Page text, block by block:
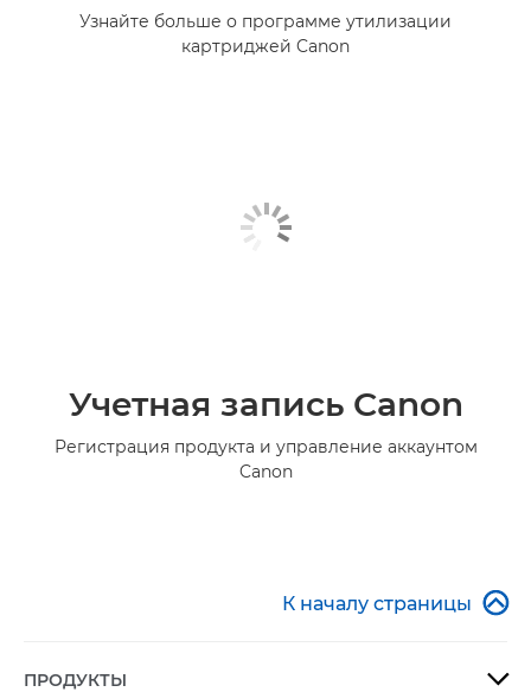
Узнайте больше о программе утилизации
картриджей Canon
Учетная запись Canon
Регистрация продукта и управление аккаунтом
Canon
К началу страницы 
ПРОДУКТЫ 